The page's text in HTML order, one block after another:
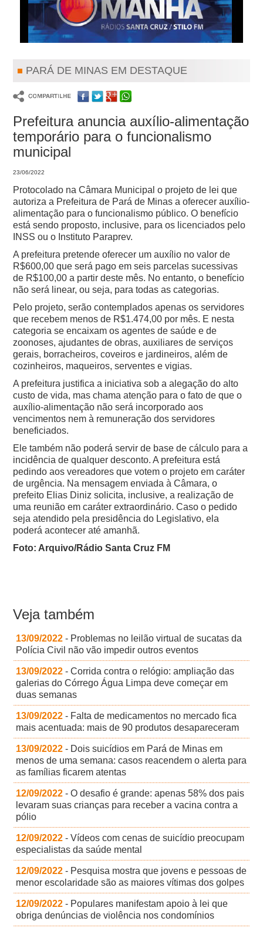
PARÁ DE MINAS EM DESTAQUE
Prefeitura anuncia auxílio-alimentação
temporário para o funcionalismo
municipal
23/06/2022
Protocolado na Câmara Municipal o projeto de lei que
autoriza a Prefeitura de Pará de Minas a oferecer auxílio-
alimentação para o funcionalismo público. O benefício
está sendo proposto, inclusive, para os licenciados pelo
INSS ou o Instituto Paraprev.
A prefeitura pretende oferecer um auxílio no valor de
R$600,00 que será pago em seis parcelas sucessivas
de R$100,00 a partir deste mês. No entanto, o benefício
não será linear, ou seja, para todas as categorias.
Pelo projeto, serão contemplados apenas os servidores
que recebem menos de R$1.474,00 por mês. E nesta
categoria se encaixam os agentes de saúde e de
zoonoses, ajudantes de obras, auxiliares de serviços
gerais, borracheiros, coveiros e jardineiros, além de
cozinheiros, maqueiros, serventes e vigias.
A prefeitura justifica a iniciativa sob a alegação do alto
custo de vida, mas chama atenção para o fato de que o
auxílio-alimentação não será incorporado aos
vencimentos nem à remuneração dos servidores
beneficiados.
Ele também não poderá servir de base de cálculo para a
incidência de qualquer desconto. A prefeitura está
pedindo aos vereadores que votem o projeto em caráter
de urgência. Na mensagem enviada à Câmara, o
prefeito Elias Diniz solicita, inclusive, a realização de
uma reunião em caráter extraordinário. Caso o pedido
seja atendido pela presidência do Legislativo, ela
poderá acontecer até amanhã.
Foto: Arquivo/Rádio Santa Cruz FM
Veja também
13/09/2022 - Problemas no leilão virtual de sucatas da
Polícia Civil não vão impedir outros eventos
13/09/2022 - Corrida contra o relógio: ampliação das
galerias do Córrego Água Limpa deve começar em
duas semanas
13/09/2022 - Falta de medicamentos no mercado fica
mais acentuada: mais de 90 produtos desapareceram
13/09/2022 - Dois suicídios em Pará de Minas em
menos de uma semana: casos reacendem o alerta para
as famílias ficarem atentas
12/09/2022 - O desafio é grande: apenas 58% dos pais
levaram suas crianças para receber a vacina contra a
pólio
12/09/2022 - Vídeos com cenas de suicídio preocupam
especialistas da saúde mental
12/09/2022 - Pesquisa mostra que jovens e pessoas de
menor escolaridade são as maiores vítimas dos golpes
12/09/2022 - Populares manifestam apoio à lei que
obriga denúncias de violência nos condomínios